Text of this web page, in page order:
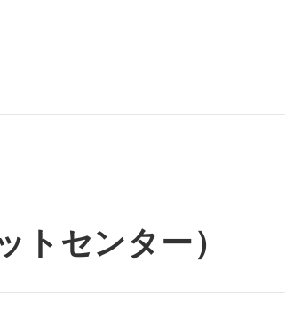
トセンター）